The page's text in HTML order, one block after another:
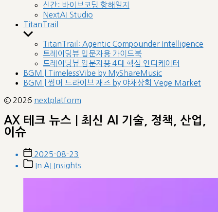
menu신간: 바이브코딩 항해일지
NextAI Studio
TitanTrail
Show
sub
menu
TitanTrail: Agentic Compounder Intelligence
트레이딩뷰 입문자용 가이드북
트레이딩뷰 입문자용 4대 핵심 인디케이터
BGM | TimelessVibe by MyShareMusic
BGM | 썸머 드라이브 재즈 by 야채상회 Vege Market
© 2026 nextplatform
AX 테크 뉴스 | 최신 AI 기술, 정책, 산업,
이슈
Post
date
2025-08-23
PostIn AI Insights